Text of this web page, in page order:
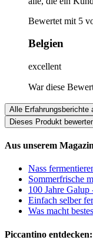
Bewertet mit 5
Belgien
excellent
War diese
Alle Erfahrungsberichte
Dieses Produkt
Aus unserem
Nass
Sommerfrische
100 Jahre
Einfach selber
Was macht
Piccantino entdecken: